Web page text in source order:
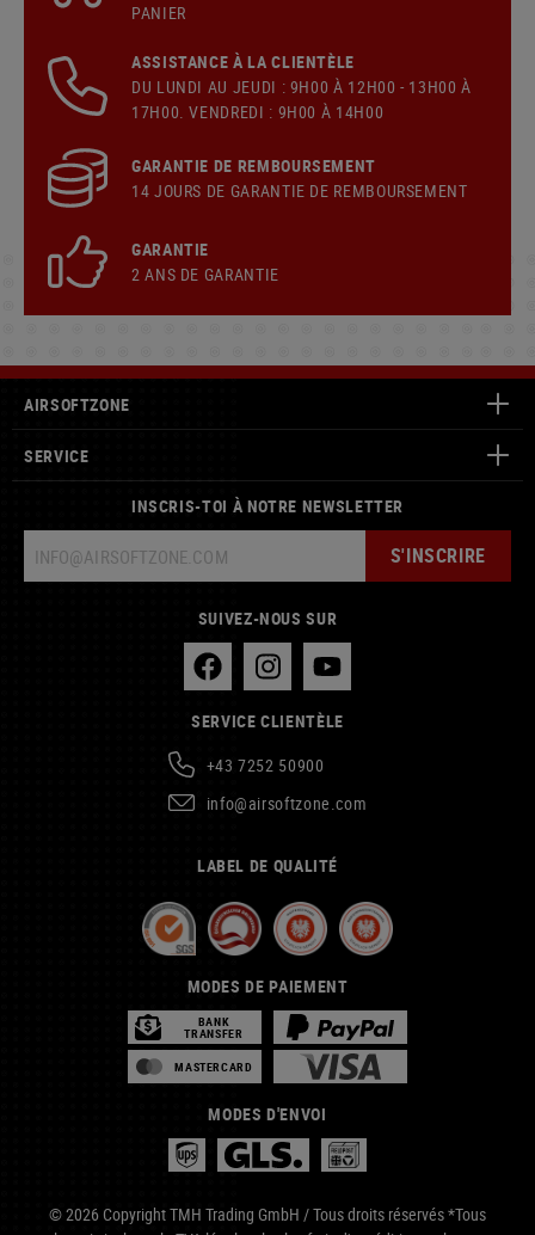
PANIER
ASSISTANCE À LA CLIENTÈLE
DU LUNDI AU JEUDI : 9H00 À 12H00 - 13H00 À
17H00. VENDREDI : 9H00 À 14H00
GARANTIE DE REMBOURSEMENT
14 JOURS DE GARANTIE DE REMBOURSEMENT
GARANTIE
2 ANS DE GARANTIE
AIRSOFTZONE
SERVICE
INSCRIS-TOI À NOTRE NEWSLETTER
S'INSCRIRE
SUIVEZ-NOUS SUR
SERVICE CLIENTÈLE
+43 7252 50900
info@airsoftzone.com
LABEL DE QUALITÉ
MODES DE PAIEMENT
BANK
TRANSFER
MASTERCARD
MODES D'ENVOI
© 2026 Copyright TMH Trading GmbH / Tous droits réservés *Tous